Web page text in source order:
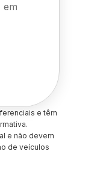
em
e têm
e não devem
de veículos